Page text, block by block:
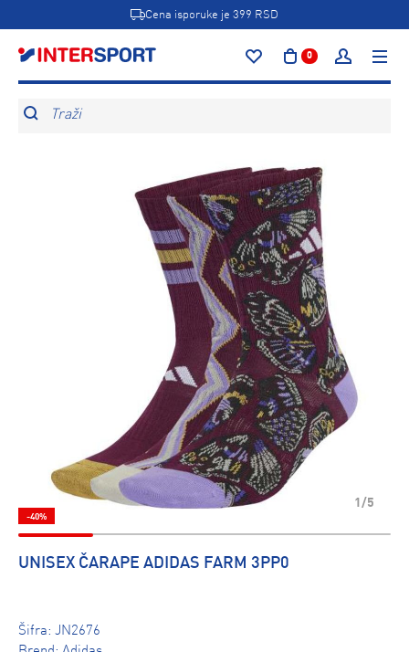
Cena isporuke je 399 RSD
0
Traži
1/5
-40%
UNISEX ČARAPE ADIDAS FARM 3PP0
Šifra: JN2676